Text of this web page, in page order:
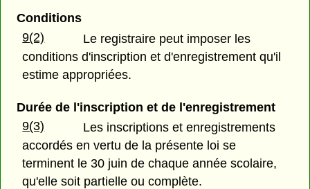
Conditions
9(2)
Le registraire peut imposer les
conditions d'inscription et d'enregistrement qu'il
estime appropriées.
Durée de l'inscription et de l'enregistrement
9(3)
Les inscriptions et enregistrements
accordés en vertu de la présente loi se
terminent le 30 juin de chaque année scolaire,
qu'elle soit partielle ou complète.